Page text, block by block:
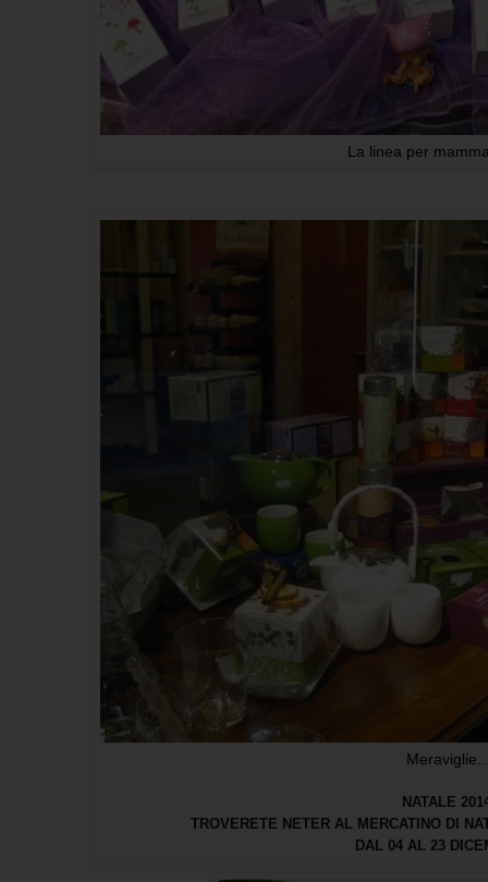
La linea per
NATALE
TROVERETE NETER AL MERCATINO DI
DAL 04 AL 23